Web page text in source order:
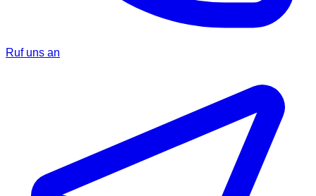
Ruf uns an